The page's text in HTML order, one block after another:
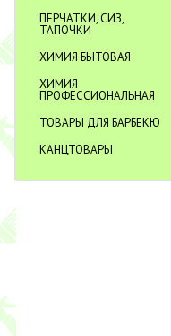
ПЕРЧАТКИ, СИЗ,
ТАПОЧКИ
ХИМИЯ БЫТОВАЯ
ХИМИЯ
ПРОФЕССИОНАЛЬНАЯ
ТОВАРЫ ДЛЯ БАРБЕКЮ
КАНЦТОВАРЫ